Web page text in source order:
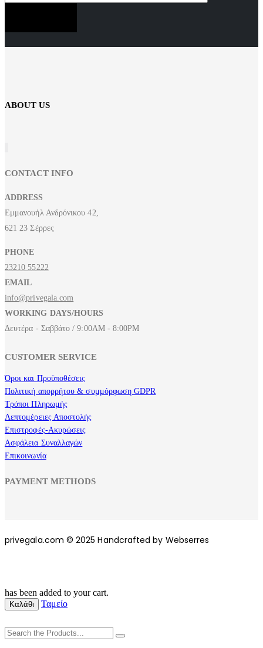
ABOUT US
CONTACT INFO
ADDRESS
Εμμανουήλ Ανδρόνικου 42,
621 23 Σέρρες
PHONE
23210 55222
EMAIL
info@privegala.com
WORKING DAYS/HOURS
Δευτέρα - Σαββάτο / 9:00AM - 8:00PM
CUSTOMER SERVICE
Όροι και Προϋποθέσεις
Πολιτική απορρήτου & συμμόρφωση GDPR
Τρόποι Πληρωμής
Λεπτομέρειες Αποστολής
Επιστροφές-Ακυρώσεις
Ασφάλεια Συναλλαγών
Επικοινωνία
PAYMENT METHODS
privegala.com © 2025 Handcrafted by Webserres
has been added to your cart.
Καλάθι Ταμείο